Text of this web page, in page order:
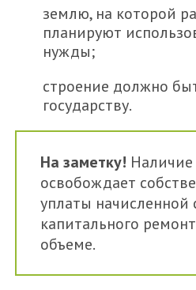
землю, на которой
планируют
нужды;
строение должно
государству.
На заметку! Наличие
освобождает
уплаты
капитального
объеме.